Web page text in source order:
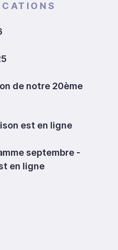
de notre 20ème
est en ligne
septembre -
en ligne